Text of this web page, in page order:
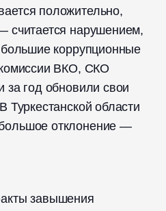
положительно,
считается нарушением,
большие коррупционные
ВКО, СКО
за год обновили свои
Туркестанской области
отклонение —
завышения